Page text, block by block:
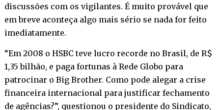
discussões com os vigilantes. É muito provável que
em breve aconteça algo mais sério se nada for feito
imediatamente.
“Em 2008 o HSBC teve lucro recorde no Brasil, de R$
1,35 bilhão, e paga fortunas à Rede Globo para
patrocinar o Big Brother. Como pode alegar a crise
financeira internacional para justificar fechamento
de agências?”, questionou o presidente do Sindicato,